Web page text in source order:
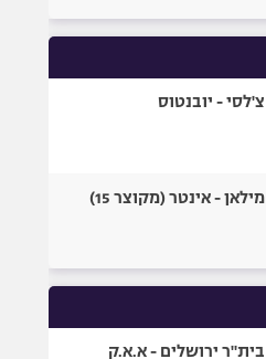
צ'לסי - יובנטוס
מילאן - אינטר (מקוצר 15)
בית"ר ירושלים - א.א.ק